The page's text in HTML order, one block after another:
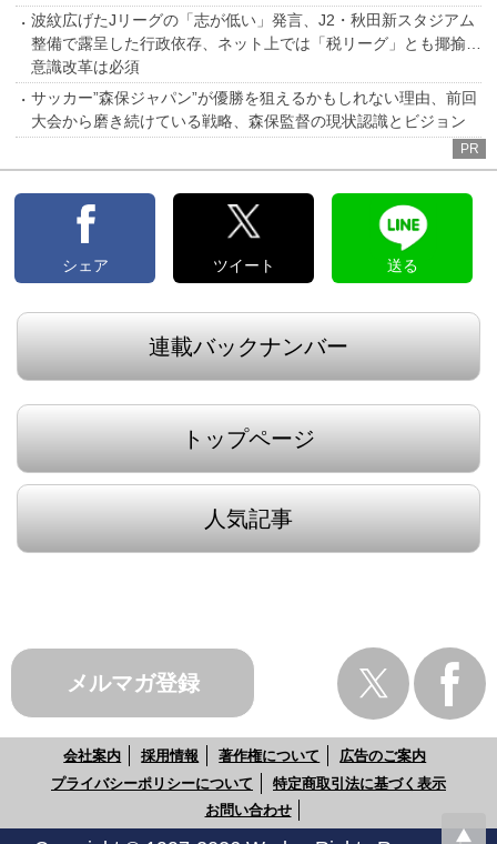
波紋広げたJリーグの「志が低い」発言、J2・秋田新スタジアム
整備で露呈した行政依存、ネット上では「税リーグ」とも揶揄…
意識改革は必須
サッカー”森保ジャパン”が優勝を狙えるかもしれない理由、前回
大会から磨き続けている戦略、森保監督の現状認識とビジョン
PR
シェア ツイート 送る
連載バックナンバー
トップページ
人気記事
メルマガ登録
会社案内 採用情報 著作権について
広告のご案内
プライバシーポリシーについて
特定商取引法に基づく表示
お問い合わせ